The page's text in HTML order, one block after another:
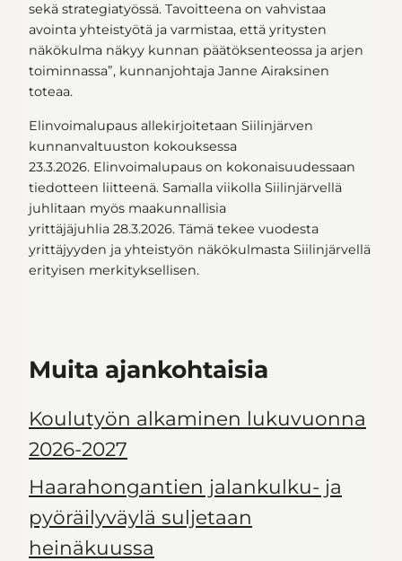
sekä strategiatyössä. Tavoitteena on vahvistaa
avointa yhteistyötä ja varmistaa, että yritysten
näkökulma näkyy kunnan päätöksenteossa ja arjen
toiminnassa”, kunnanjohtaja Janne Airaksinen
toteaa.
Elinvoimalupaus allekirjoitetaan Siilinjärven
kunnanvaltuuston kokouksessa
23.3.2026. Elinvoimalupaus on kokonaisuudessaan
tiedotteen liitteenä. Samalla viikolla Siilinjärvellä
juhlitaan myös maakunnallisia
yrittäjäjuhlia 28.3.2026. Tämä tekee vuodesta
yrittäjyyden ja yhteistyön näkökulmasta Siilinjärvellä
erityisen merkityksellisen.
Muita ajankohtaisia
Koulutyön alkaminen lukuvuonna
2026-2027
Haarahongantien jalankulku- ja
pyöräilyväylä suljetaan
heinäkuussa